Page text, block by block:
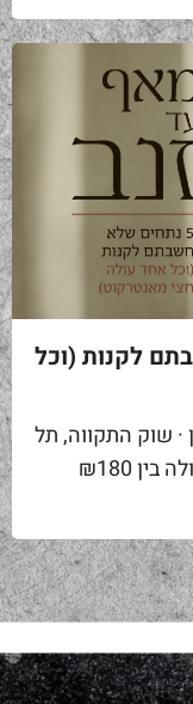
חשבתם לקנות (וכל
· שוק התקווה, תל
אביב קילו אנטרקוט אצלנו בקצביה עולה בין ₪180